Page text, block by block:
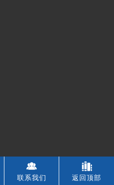
联系我们 返回顶部